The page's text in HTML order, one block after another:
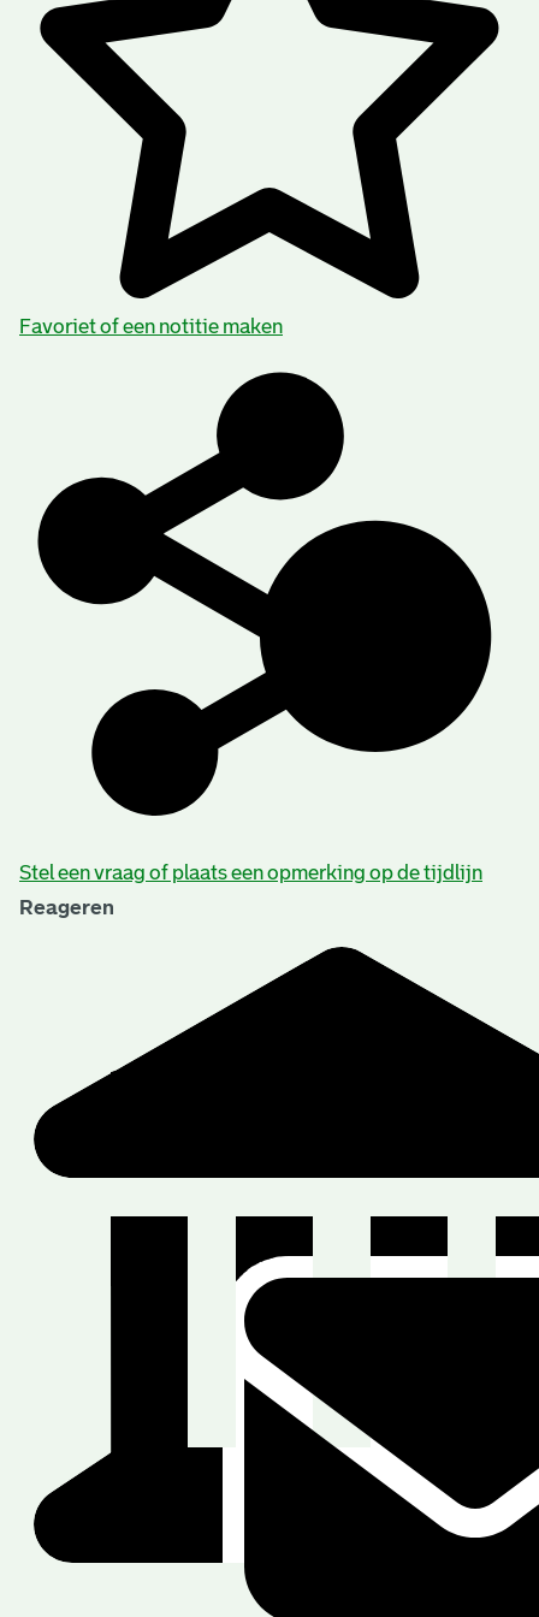
2026
Overheid of particulier:
Particulier
Auteursrechten:
U kunt toestemming tot bewerken en verspreiden van
de documenten vragen aan de houder van de
auteursrechten.
Favoriet of een notitie maken
Stel een vraag of plaats een opmerking op de tijdlijn
Reageren